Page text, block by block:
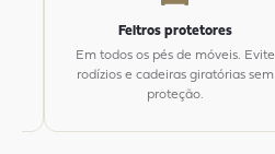
Feltros protetores
Em todos os pés de móveis. Evite
rodízios e cadeiras giratórias sem
proteção.